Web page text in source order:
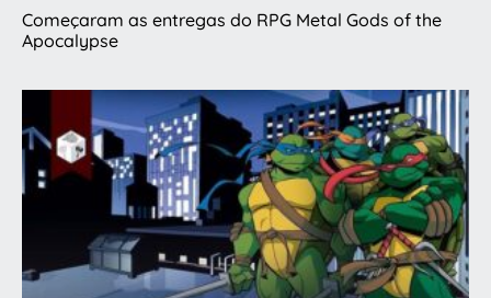
Começaram as entregas do RPG Metal Gods of the
Apocalypse